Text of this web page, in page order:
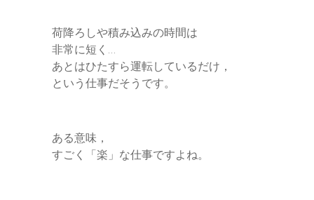
荷降ろしや積み込みの時間は
非常に短く…
あとはひたすら運転しているだけ，
という仕事だそうです。
ある意味，
すごく「楽」な仕事ですよね。